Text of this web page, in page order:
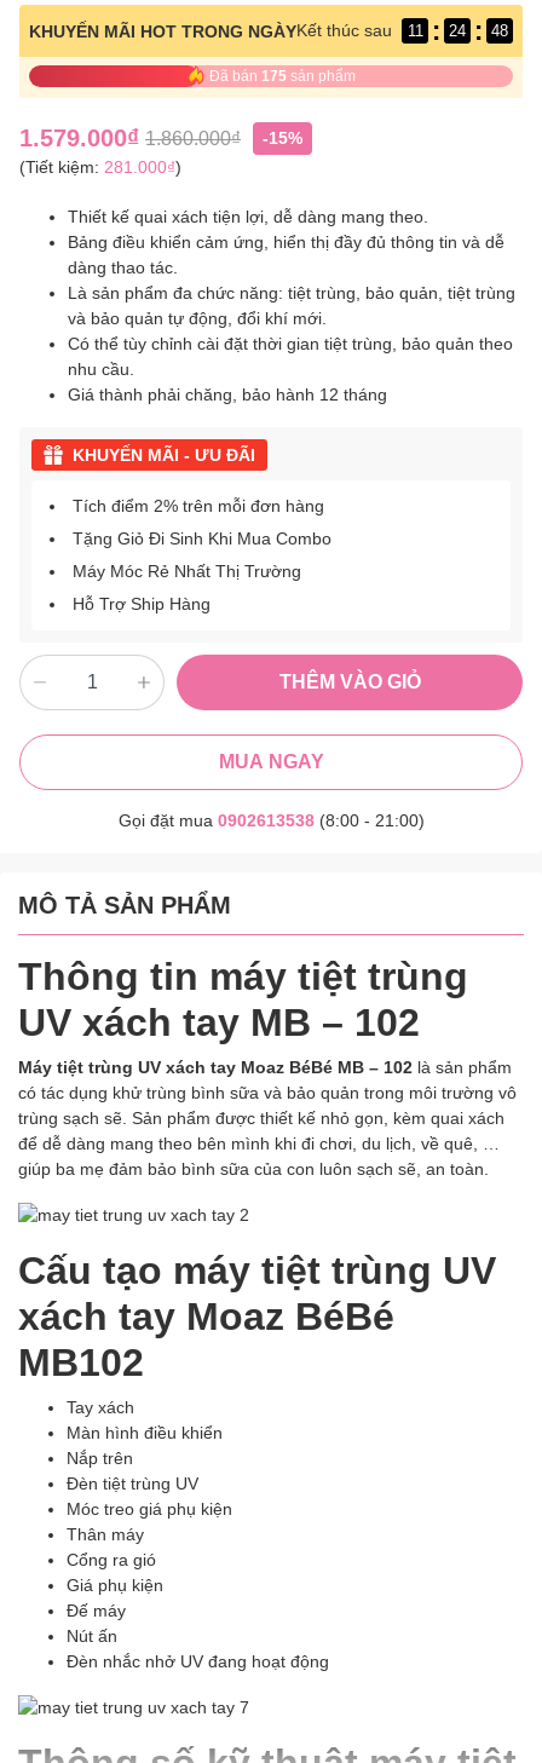
KHUYẾN MÃI HOT TRONG NGÀYKết thúc sau 11 : 24 : 48
Đã bán 175 sản phẩm
1.579.000₫ 1.860.000₫
-15%
(Tiết kiệm: 281.000₫)
Thiết kế quai xách tiện lợi, dễ dàng mang theo.
Bảng điều khiển cảm ứng, hiển thị đầy đủ thông tin và dễ
dàng thao tác.
Là sản phẩm đa chức năng: tiệt trùng, bảo quản, tiệt trùng
và bảo quản tự động, đổi khí mới.
Có thể tùy chỉnh cài đặt thời gian tiệt trùng, bảo quản theo
nhu cầu.
Giá thành phải chăng, bảo hành 12 tháng
KHUYẾN MÃI - ƯU ĐÃI
Tích điểm 2% trên mỗi đơn hàng
Tặng Giỏ Đi Sinh Khi Mua Combo
Máy Móc Rẻ Nhất Thị Trường
Hỗ Trợ Ship Hàng
THÊM VÀO GIỎ
MUA NGAY
Gọi đặt mua 0902613538(8:00 - 21:00)
MÔ TẢ SẢN PHẨM
Thông tin máy tiệt trùng
UV xách tay MB – 102
Máy tiệt trùng UV xách tay Moaz BéBé MB – 102 là sản phẩm
có tác dụng khử trùng bình sữa và bảo quản trong môi trường vô
trùng sạch sẽ. Sản phẩm được thiết kế nhỏ gọn, kèm quai xách
để dễ dàng mang theo bên mình khi đi chơi, du lịch, về quê, …
giúp ba mẹ đảm bảo bình sữa của con luôn sạch sẽ, an toàn.
Cấu tạo máy tiệt trùng UV
xách tay Moaz BéBé
MB102
Tay xách
Màn hình điều khiển
Nắp trên
Đèn tiệt trùng UV
Móc treo giá phụ kiện
Thân máy
Cổng ra gió
Giá phụ kiện
Đế máy
Nút ấn
Đèn nhắc nhở UV đang hoạt động